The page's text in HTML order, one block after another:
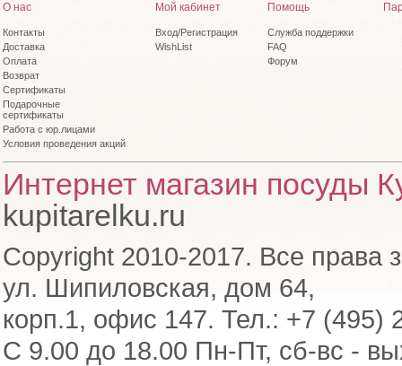
О нас
Контакты
Доставка
Оплата
Возврат
Сертификаты
Подарочные
сертификаты
Работа с юр.лицами
Условия проведения акций
Мой кабинет
Вход/Регистрация
WishList
Помощь
Служба поддержки
FAQ
Форум
Интернет магазин посуды
kupitarelku.ru
Copyright 2010-2017. Все права
ул. Шипиловская, дом 64,
корп.1, офис 147. Тел.: +7 (495)
С 9.00 до 18.00 Пн-Пт, сб-вс -